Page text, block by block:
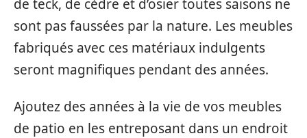
de teck, de cèdre et d’osier toutes saisons ne
sont pas faussées par la nature. Les meubles
fabriqués avec ces matériaux indulgents
seront magnifiques pendant des années.
Ajoutez des années à la vie de vos meubles
de patio en les entreposant dans un endroit